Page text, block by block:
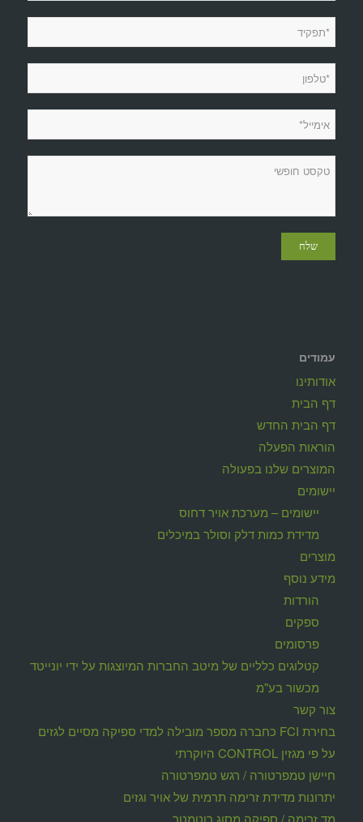
עמודים
אודותינו
דף הבית
דף הבית החדש
הוראות הפעלה
המוצרים שלנו בפעולה
יישומים
יישומים – מערכת אויר דחוס
מדידת כמות דלק וסולר במיכלים
מוצרים
מידע נוסף
הורדות
ספקים
פרסומים
קטלוגים כלליים של מיטב החברות המיוצגות על ידי יונייטד
מכשור בע"מ
צור קשר
בחירת FCI כחברה מספר מובילה למדי ספיקה מסיים לגזים
על פי מגזין CONTROL היוקרתי
חיישן טמפרטורה / רגש טמפרטורה
יתרונות מדידת זרימה תרמית של אויר וגזים
מד זרימה / ספיקה מסוג רוטמטר